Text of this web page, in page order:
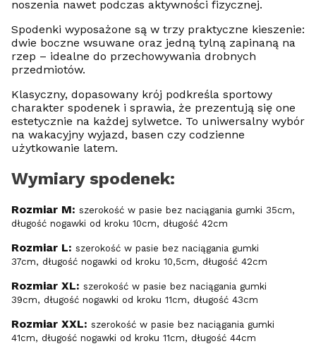
noszenia nawet podczas aktywności fizycznej.
Spodenki wyposażone są w trzy praktyczne kieszenie:
dwie boczne wsuwane oraz jedną tylną zapinaną na
rzep – idealne do przechowywania drobnych
przedmiotów.
Klasyczny, dopasowany krój podkreśla sportowy
charakter spodenek i sprawia, że prezentują się one
estetycznie na każdej sylwetce. To uniwersalny wybór
na wakacyjny wyjazd, basen czy codzienne
użytkowanie latem.
Wymiary spodenek:
Rozmiar M: szerokość w pasie bez naciągania gumki 35cm,
długość nogawki od kroku 10cm, długość 42cm
Rozmiar L: szerokość w pasie bez naciągania gumki
37cm, długość nogawki od kroku 10,5cm, długość 42cm
Rozmiar XL: szerokość w pasie bez naciągania gumki
39cm, długość nogawki od kroku 11cm, długość 43cm
Rozmiar XXL: szerokość w pasie bez naciągania gumki
41cm, długość nogawki od kroku 11cm, długość 44cm